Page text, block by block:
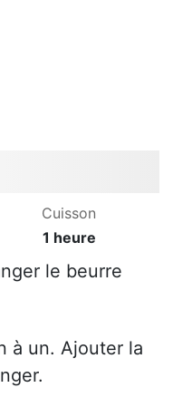
Cuisson
1 heure
le beurre
à un. Ajouter la